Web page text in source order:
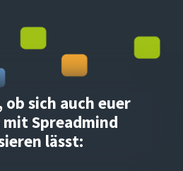
ob sich auch euer
Spreadmind
lässt: